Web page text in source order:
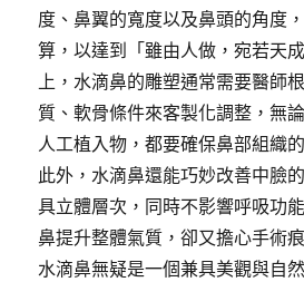
度、鼻翼的寬度以及鼻頭的角度
算，以達到「雖由人做，宛若天
上，水滴鼻的雕塑通常需要醫師
質、軟骨條件來客製化調整，無
人工植入物，都要確保鼻部組織
此外，水滴鼻還能巧妙改善中臉
具立體層次，同時不影響呼吸功
鼻提升整體氣質，卻又擔心手術
水滴鼻無疑是一個兼具美觀與自